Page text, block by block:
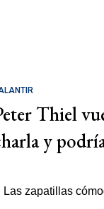
Thiel
y